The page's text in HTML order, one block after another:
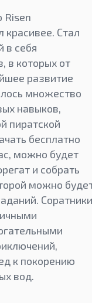
Risen
красивее. Стал
в себя
в которых от
развитие
множество
навыков,
пиратской
бесплатно
можно будет
и собрать
можно
к покорению
вод.